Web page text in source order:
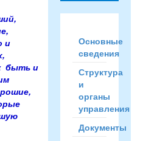
и
быть и
Основные
сведения
Структура
и
органы
управления
Документы